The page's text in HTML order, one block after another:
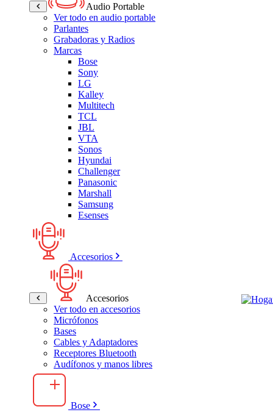
Audio Portable
Ver todo en audio portable
Parlantes
Grabadoras y Radios
Marcas
Bose
Sony
LG
Kalley
Multitech
TCL
JBL
VTA
Sonos
Hyundai
Challenger
Panasonic
Marshall
Samsung
Esenses
Accesorios
Accesorios
Ver todo en accesorios
Micrófonos
Bases
Cables y Adaptadores
Receptores Bluetooth
Audífonos y manos libres
Bose